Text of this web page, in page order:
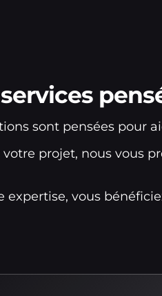
sont pensées pour
projet, nous vous
expertise, vous